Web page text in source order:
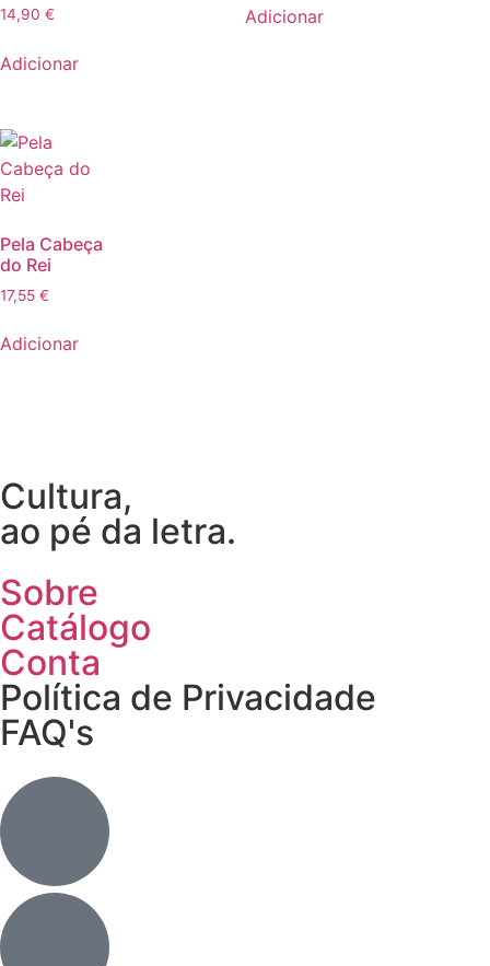
14,90 €
Adicionar
Adicionar
Pela Cabeça
do Rei
17,55 €
Adicionar
Cultura,
ao pé da letra.
Sobre
Catálogo
Conta
Política de Privacidade
FAQ's